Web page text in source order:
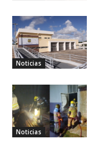
Noticias
Noticias